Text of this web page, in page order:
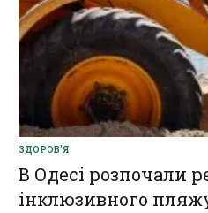
ЗДОРОВ'Я
В Одесі розпочали
інклюзивного